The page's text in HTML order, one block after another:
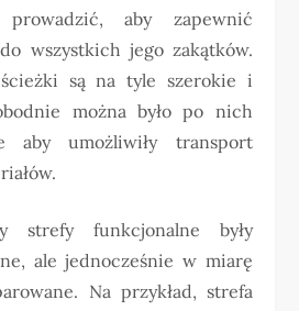
aby zapewnić
wszystkich jego zakątków.
są na tyle szerokie i
można było po nich
aby umożliwiły transport
strefy funkcjonalne były
ale jednocześnie w miarę
Na przykład, strefa